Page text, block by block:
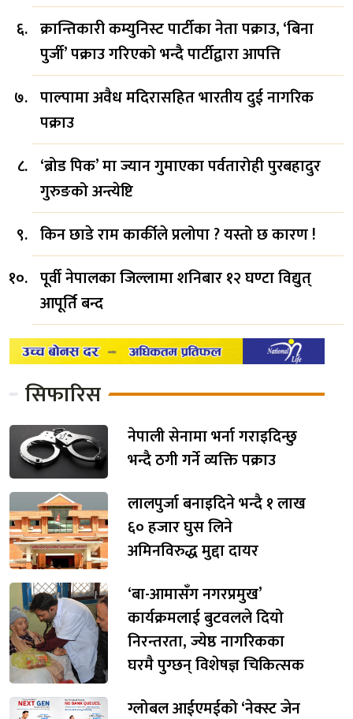
क्रान्तिकारी कम्युनिस्ट पार्टीका नेता पक्राउ, ‘बिना
पुर्जी’ पक्राउ गरिएको भन्दै पार्टीद्वारा आपत्ति
पाल्पामा अवैध मदिरासहित भारतीय दुई नागरिक
पक्राउ
‘ब्रोड पिक’ मा ज्यान गुमाएका पर्वतारोही पुरबहादुर
गुरुङको अन्त्येष्टि
किन छाडे राम कार्कीले प्रलोपा ? यस्तो छ कारण !
पूर्वी नेपालका जिल्लामा शनिबार १२ घण्टा विद्युत्
आपूर्ति बन्द
सिफारिस
नेपाली सेनामा भर्ना गराइदिन्छु
भन्दै ठगी गर्ने व्यक्ति पक्राउ
लालपुर्जा बनाइदिने भन्दै १ लाख
६० हजार घुस लिने
अमिनविरुद्ध मुद्दा दायर
‘बा-आमासँग नगरप्रमुख’
कार्यक्रमलाई बुटवलले दियो
निरन्तरता, ज्येष्ठ नागरिकका
घरमै पुग्छन् विशेषज्ञ चिकित्सक
ग्लोबल आईएमईको ‘नेक्स्ट जेन